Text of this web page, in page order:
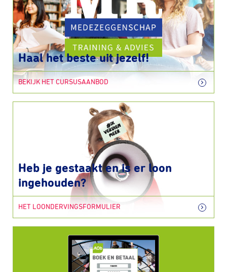
Haal het beste uit jezelf!
BEKIJK HET CURSUSAANBOD
Heb je gestaakt en is er loon
ingehouden?
HET LOONDERVINGSFORMULIER